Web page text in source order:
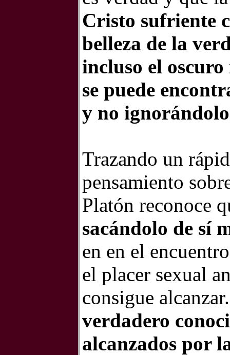
Cristo sufriente
belleza de la
incluso el
se puede
y no ignorándolo
Trazando un
pensamiento
Platón reconoce
sacándolo de sí
en en el
el placer sexual
consigue
verdadero
alcanzados por